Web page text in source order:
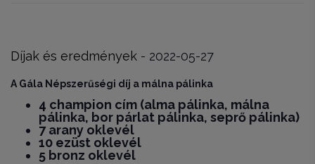
Díjak és eredmények - 2022-05-27
A Gála Népszerűségi díj a málna pálinka
4 champion cím (alma pálinka, málna
pálinka, bor párlat pálinka, seprő pálinka)
7 arany oklevél
10 ezüst oklevél
5 bronz oklevél